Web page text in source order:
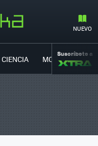
NUEVO
CIENCIA MOVILIDAD
Suscríbete a